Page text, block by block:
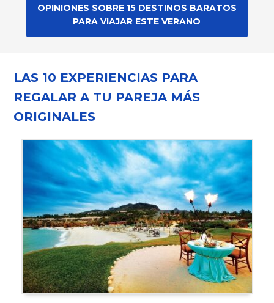
OPINIONES SOBRE 15 DESTINOS BARATOS
PARA VIAJAR ESTE VERANO
LAS 10 EXPERIENCIAS PARA
REGALAR A TU PAREJA MÁS
ORIGINALES